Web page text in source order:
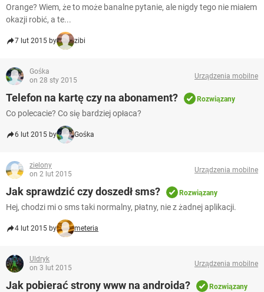
Orange? Wiem, że to może banalne pytanie, ale nigdy tego nie miałem
okazji robić, a te...
7 lut 2015 by zibi
Gośka
on 28 sty 2015
Urządzenia mobilne
Telefon na kartę czy na abonament? Rozwiązany
Co polecacie? Co się bardziej opłaca?
6 lut 2015 by Gośka
zielony
on 2 lut 2015
Urządzenia mobilne
Jak sprawdzić czy doszedł sms? Rozwiązany
Hej, chodzi mi o sms taki normalny, płatny, nie z żadnej aplikacji.
4 lut 2015 by meteria
Uldryk
on 3 lut 2015
Urządzenia mobilne
Jak pobierać strony www na androida? Rozwiązany